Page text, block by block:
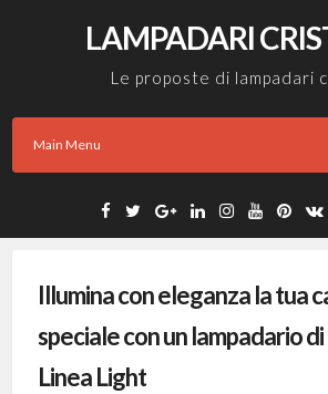
LAMPADARI
Le proposte di lampadari
Main Menu
Facebook
TwitterGoogleLinkedinInstagramYouTube
Illumina con eleganza la tua
speciale con un lampadario
Linea Light